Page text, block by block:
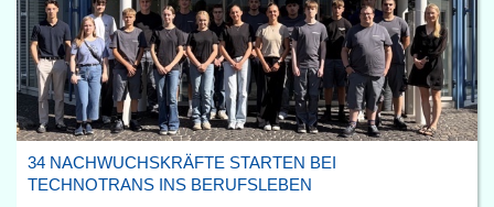
34 NACHWUCHSKRÄFTE STARTEN BEI
TECHNOTRANS INS BERUFSLEBEN